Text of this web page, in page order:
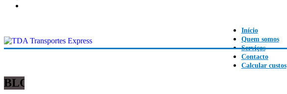
Início
Quem somos
Serviços
Contacto
Calcular custos
BLOG